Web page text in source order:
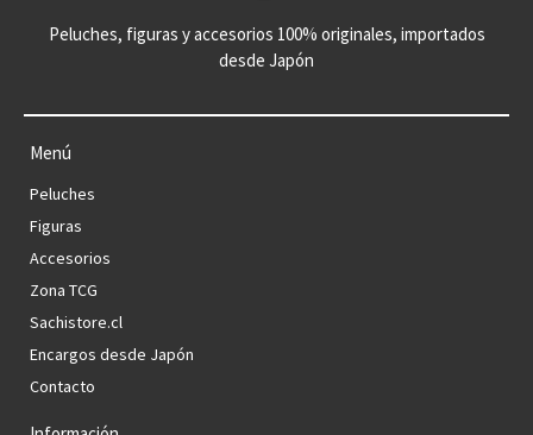
Peluches, figuras y accesorios 100% originales, importados
desde Japón
Menú
Peluches
Figuras
Accesorios
Zona TCG
Sachistore.cl
Encargos desde Japón
Contacto